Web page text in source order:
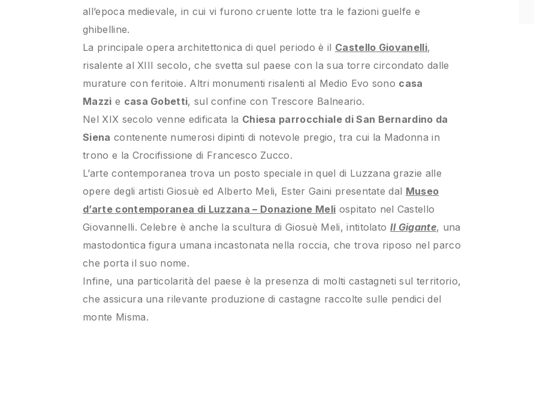
all’epoca medievale, in cui vi furono cruente lotte tra le fazioni guelfe e
ghibelline.
La principale opera architettonica di quel periodo è il Castello Giovanelli,
risalente al XIII secolo, che svetta sul paese con la sua torre circondato dalle
murature con feritoie. Altri monumenti risalenti al Medio Evo sono casa
Mazzi e casa Gobetti, sul confine con Trescore Balneario.
Nel XIX secolo venne edificata la Chiesa parrocchiale di San Bernardino da
Siena contenente numerosi dipinti di notevole pregio, tra cui la Madonna in
trono e la Crocifissione di Francesco Zucco.
L’arte contemporanea trova un posto speciale in quel di Luzzana grazie alle
opere degli artisti Giosuè ed Alberto Meli, Ester Gaini presentate dal Museo
d’arte contemporanea di Luzzana – Donazione Meli ospitato nel Castello
Giovannelli. Celebre è anche la scultura di Giosuè Meli, intitolato Il Gigante, una
mastodontica figura umana incastonata nella roccia, che trova riposo nel parco
che porta il suo nome.
Infine, una particolarità del paese è la presenza di molti castagneti sul territorio,
che assicura una rilevante produzione di castagne raccolte sulle pendici del
monte Misma.